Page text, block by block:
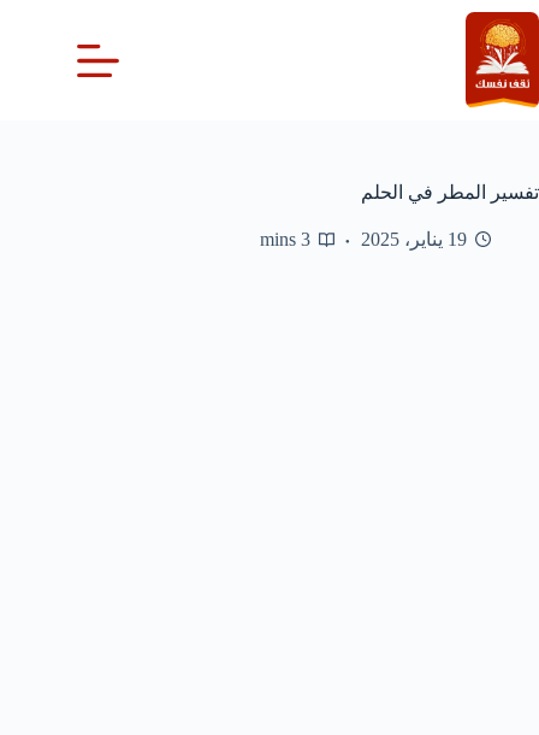
التجاوز
إلى
المحتوى
تفسير المطر في الحلم
19 يناير، 2025 3 mins